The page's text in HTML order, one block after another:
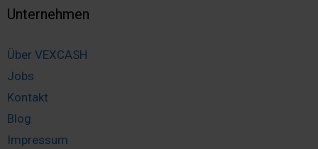
Unternehmen
Über VEXCASH
Jobs
Kontakt
Blog
Impressum